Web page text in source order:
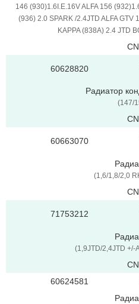
146 (930)1.6I.E.16V ALFA 156
(936) 2.0 SPARK /2.4JTD ALFA GTV
KAPPA (838A) 2.4 JTD
CN
60628820
Радиатор
(147/
CN
60663070
(1,6/1,8/2,0
CN
71753212
(1,9JTD/2,4JTD +/-
CN
60624581